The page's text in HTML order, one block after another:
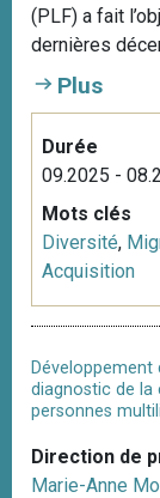
(PLF) a fait
dernières
Plus
Durée
09.2025 -
Mots clés
Diversité,
Acquisition
diagnostic de la
personnes
Direction de
Marie-Anne